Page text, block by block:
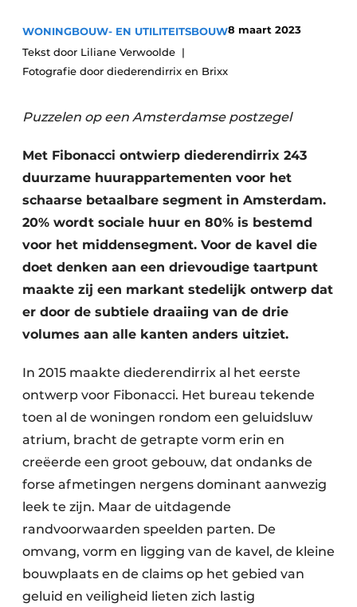
Privacy / Cookie statement
storymetadata
Vacatures
Video’s
Modulair bouwen
WONINGBOUW- EN UTILITEITSBOUW8 maart 2023
Tekst door Liliane Verwoolde
Fotografie door diederendirrix en Brixx
Puzzelen op een Amsterdamse postzegel
Met Fibonacci ontwierp diederendirrix 243
duurzame huurappartementen voor het
schaarse betaalbare segment in Amsterdam.
20% wordt sociale huur en 80% is bestemd
voor het middensegment. Voor de kavel die
doet denken aan een drievoudige taartpunt
maakte zij een markant stedelijk ontwerp dat
er door de subtiele draaiing van de drie
volumes aan alle kanten anders uitziet.
In 2015 maakte diederendirrix al het eerste
ontwerp voor Fibonacci. Het bureau tekende
toen al de woningen rondom een geluidsluw
atrium, bracht de getrapte vorm erin en
creëerde een groot gebouw, dat ondanks de
forse afmetingen nergens dominant aanwezig
leek te zijn. Maar de uitdagende
randvoorwaarden speelden parten. De
omvang, vorm en ligging van de kavel, de kleine
bouwplaats en de claims op het gebied van
geluid en veiligheid lieten zich lastig